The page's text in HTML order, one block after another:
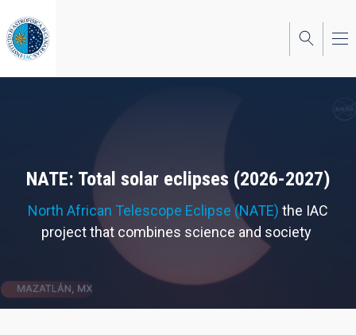
to
main
content
NATE: Total solar eclipses (2026-2027)
North African Telescope Eclipse (NATE) the IAC
project that combines science and society